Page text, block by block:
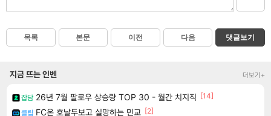
목록 본문 이전 다음 댓글보기
지금 뜨는 인벤 더보기+
잡담 26년 7월 팔로우 상승량 TOP 30 - 월간 치지직 [14]
클립 FC온 호날두보고 실망하는 민교 [2]